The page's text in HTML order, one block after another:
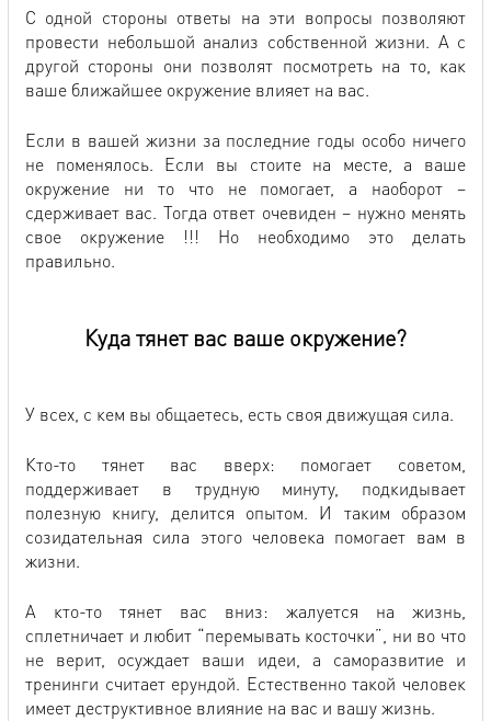
С одной стороны ответы на эти вопросы позволяют
провести небольшой анализ собственной жизни. А с
другой стороны они позволят посмотреть на то, как
ваше ближайшее окружение влияет на вас.
Если в вашей жизни за последние годы особо ничего
не поменялось. Если вы стоите на месте, а ваше
окружение ни то что не помогает, а наоборот –
сдерживает вас. Тогда ответ очевиден – нужно менять
свое окружение !!! Но необходимо это делать
правильно.
Куда тянет вас ваше окружение?
У всех, с кем вы общаетесь, есть своя движущая сила.
Кто-то тянет вас вверх: помогает советом,
поддерживает в трудную минуту, подкидывает
полезную книгу, делится опытом. И таким образом
созидательная сила этого человека помогает вам в
жизни.
А кто-то тянет вас вниз: жалуется на жизнь,
сплетничает и любит “перемывать косточки”, ни во что
не верит, осуждает ваши идеи, а саморазвитие и
тренинги считает ерундой. Естественно такой человек
имеет деструктивное влияние на вас и вашу жизнь.